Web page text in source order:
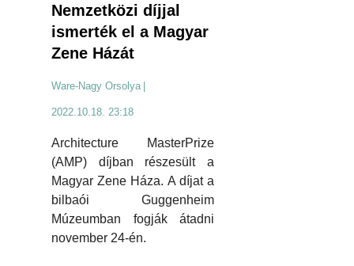
Nemzetközi díjjal
ismerték el a Magyar
Zene Házát
Ware-Nagy Orsolya
2022.10.18. 23:18
Architecture MasterPrize
(AMP) díjban részesült a
Magyar Zene Háza. A díjat a
bilbaói Guggenheim
Múzeumban fogják átadni
november 24-én.